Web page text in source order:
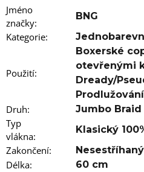
Jméno
značky:
BNG
Kategorie:
Použití:
Boxerské
otevřenými
Dready/
Druh: Jumbo Braid
Typ
vlákna:
Klasický
Zakončení: Nesestříhaný
Délka: 60 cm
EZ
KANEKALON
FR8
89
149